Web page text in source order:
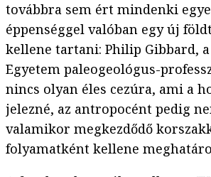
továbbra sem ért mindenki
éppenséggel valóban egy új
kellene tartani: Philip Gibbard,
Egyetem paleogeológus-
nincs olyan éles cezúra, ami a
jelezné, az antropocént pedig
valamikor megkezdődő
folyamatként kellene